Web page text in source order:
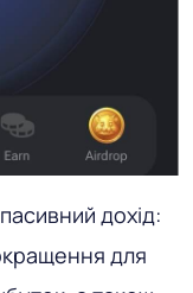
дохід:
для